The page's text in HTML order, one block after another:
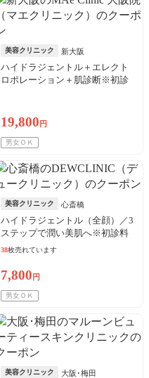
美容クリニック 新大阪
ハイドラジェントル＋エレクト
ロポレーション＋肌診断※初診
19,800 円
男女ＯＫ
美容クリニック 心斎橋
ハイドラジェントル（全顔）／3
ステップで潤い美肌へ※初診料
込
38枚売れています
7,800 円
男女ＯＫ
美容クリニック 大阪･梅田